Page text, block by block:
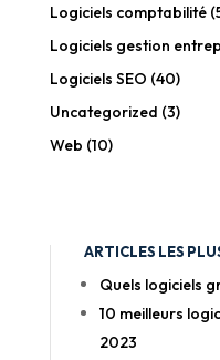
Logiciels comptabilité
Logiciels gestion
Logiciels SEO (40)
Uncategorized (3)
Web (10)
ARTICLES LES
Quels logiciels
10 meilleurs
2023